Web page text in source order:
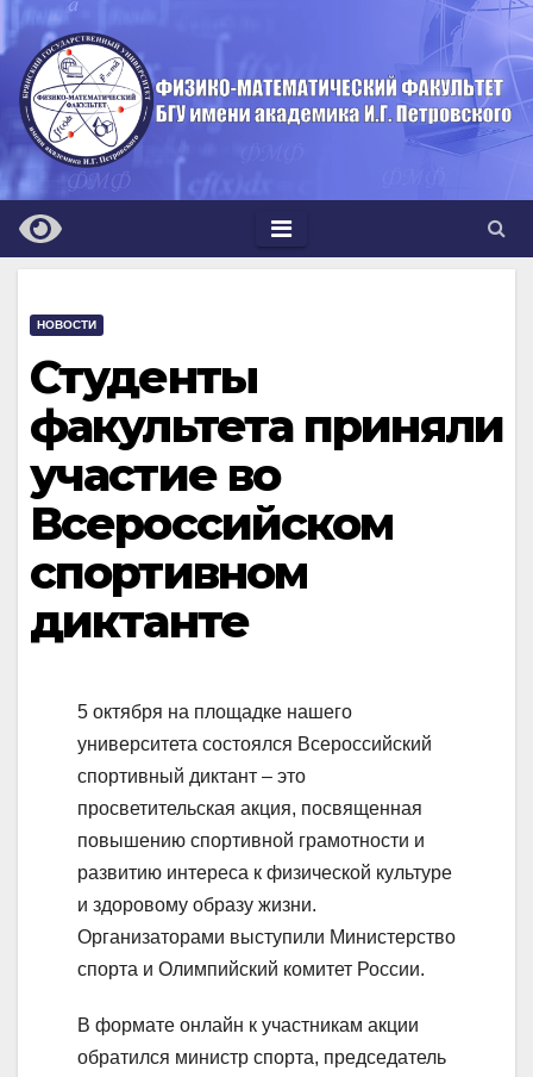
Перейти
к
содержимому
НОВОСТИ
Студенты
факультета приняли
участие во
Всероссийском
спортивном
диктанте
5 октября на площадке нашего
университета состоялся Всероссийский
спортивный диктант – это
просветительская акция, посвященная
повышению спортивной грамотности и
развитию интереса к физической культуре
и здоровому образу жизни.
Организаторами выступили Министерство
спорта и Олимпийский комитет России.
В формате онлайн к участникам акции
обратился министр спорта, председатель